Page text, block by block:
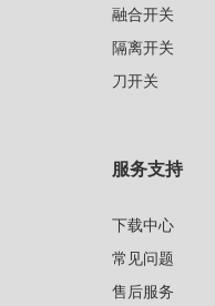
融合开关
隔离开关
刀开关
服务支持
下载中心
常见问题
售后服务